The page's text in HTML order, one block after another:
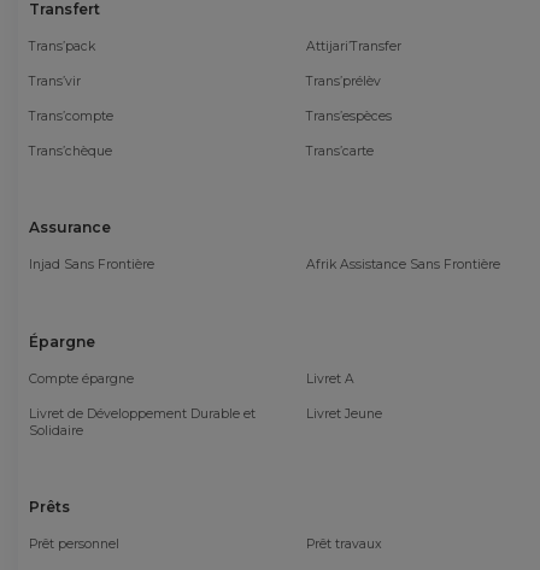
Transfert
Trans’pack Attijari’Transfer
Trans’vir Trans’prélèv
Trans’compte Trans’espèces
Trans’chèque Trans’carte
Assurance
Injad Sans Frontière Afrik Assistance Sans Frontière
Épargne
Compte épargne Livret A
Livret de Développement Durable et
Solidaire
Livret Jeune
Prêts
Prêt personnel Prêt travaux